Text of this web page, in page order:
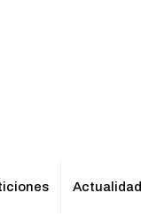
Actualidad